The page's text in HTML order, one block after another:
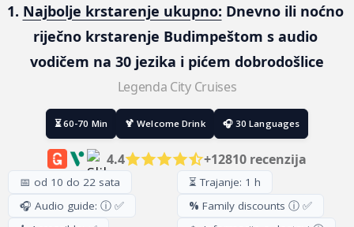
1. Najbolje krstarenje ukupno: Dnevno ili noćno
riječno krstarenje Budimpeštom s audio
vodičem na 30 jezika i pićem dobrodošlice
Legenda City Cruises
⏳ 60-70 Min 🍹 Welcome Drink 🎧 30 Languages
4.4 +12810 recenzija
📅 od 10 do 22 sata
🎧 Audio guide: ⓘ ✅
⏳ Trajanje: 1 h
% Family discounts ⓘ ✅